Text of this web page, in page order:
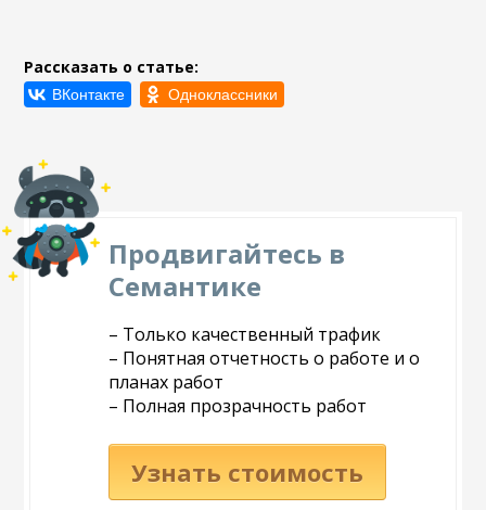
Рассказать о статье:
Продвигайтесь в
Семантике
– Только качественный трафик
– Понятная отчетность о работе и о
планах работ
– Полная прозрачность работ
Узнать стоимость